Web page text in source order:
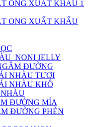
ONG XUẤT KHẨU 1
ONG XUẤT KHẨU
JELLY
ĐƯỜNG
NHÀU TƯƠI
NHÀU KHÔ
ĐƯỜNG MÍA
ĐƯỜNG PHÈN